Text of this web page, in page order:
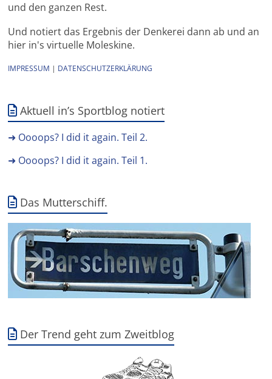
und den ganzen Rest.
Und notiert das Ergebnis der Denkerei dann ab und an
hier in's virtuelle Moleskine.
IMPRESSUM | DATENSCHUTZERKLÄRUNG
Aktuell in’s Sportblog notiert
➜ Oooops? I did it again. Teil 2.
➜ Oooops? I did it again. Teil 1.
Das Mutterschiff.
Der Trend geht zum Zweitblog